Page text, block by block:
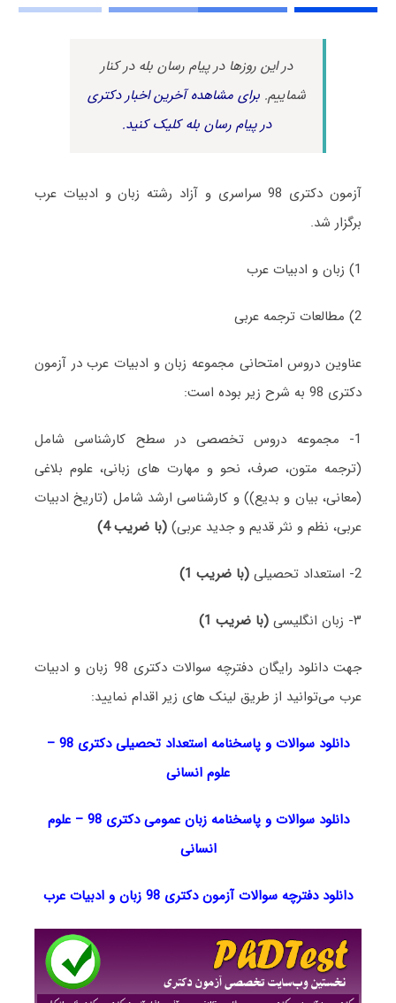
در این روزها در پیام رسان بله در کنار
شماییم.برای مشاهده آخرین اخبار دکتری
در پیام رسان بله کلیک کنید.
آزمون دکتری 98 سراسری و آزاد رشته زبان و ادبیات عرب
برگزار شد.
1) زبان و ادبیات عرب
2) مطالعات ترجمه عربی
عناوین دروس امتحانی مجموعه زبان و ادبیات عرب در آزمون
دکتری 98 به شرح زیر بوده است:
1- مجموعه دروس تخصصی در سطح کارشناسی شامل
(ترجمه متون، صرف، نحو و مهارت های زبانی، علوم بلاغی
(معانی، بیان و بدیع)) و کارشناسی ارشد شامل (تاریخ ادبیات
عربی، نظم و نثر قدیم و جدید عربی) (با ضریب 4)
2- استعداد تحصیلی (با ضریب 1)
۳- زبان انگلیسی (با ضریب 1)
جهت دانلود رایگان دفترچه سوالات دکتری 98 زبان و ادبیات
عرب می‌توانید از طریق لینک های زیر اقدام نمایید:
دانلود سوالات و پاسخنامه استعداد تحصیلی دکتری 98
–
علوم انسانی
دانلود سوالات و پاسخنامه زبان عمومی دکتری 98 – علوم
انسانی
دانلود دفترچه سوالات آزمون دکتری 98 زبان و ادبیات عرب